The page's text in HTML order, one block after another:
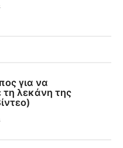
για να
λεκάνη της